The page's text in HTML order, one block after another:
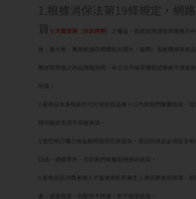
1.根據消保法第19條規定，網
貨 七天鑑賞期（非試用期） 之權益。如欲試用請至原廠展示
匣、墨水匣、專用紙儲存媒體如光碟片、磁帶）及軟體類等商
應詳閱原廠之商品規格說明，本公司不接受購買試用後不滿意
所需！
2.若商品本身瑕疵則可於收到貨品後十日內與我們聯繫換貨。
視同驗收完成不得退換貨。
3.若您所訂購之商品無問題而您欲退貨，退回的商品必須是全
回函、週邊零件，否則我們有權拒絕接收退貨。
4.若商品因消費者個人不當使用拆卸產生人為因素造成故障、
者，或是發票、附配件不齊者，恕不接受退貨。